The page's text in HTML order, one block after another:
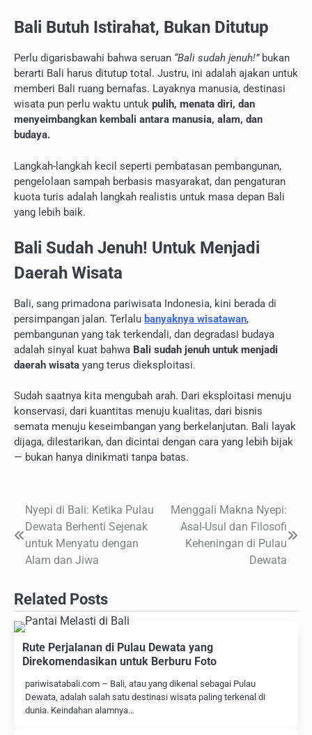
Bali Butuh Istirahat, Bukan Ditutup
Perlu digarisbawahi bahwa seruan “Bali sudah jenuh!”bukan
berarti Bali harus ditutup total. Justru, ini adalah ajakan untuk
memberi Bali ruang bernafas. Layaknya manusia, destinasi
wisata pun perlu waktu untuk pulih, menata diri, dan
menyeimbangkan kembali antara manusia, alam, dan
budaya.
Langkah-langkah kecil seperti pembatasan pembangunan,
pengelolaan sampah berbasis masyarakat, dan pengaturan
kuota turis adalah langkah realistis untuk masa depan Bali
yang lebih baik.
Bali Sudah Jenuh! Untuk Menjadi
Daerah Wisata
Bali, sang primadona pariwisata Indonesia, kini berada di
persimpangan jalan. Terlalu banyaknya wisatawan,
pembangunan yang tak terkendali, dan degradasi budaya
adalah sinyal kuat bahwa Bali sudah jenuh untuk menjadi
daerah wisata yang terus dieksploitasi.
Sudah saatnya kita mengubah arah. Dari eksploitasi menuju
konservasi, dari kuantitas menuju kualitas, dari bisnis
semata menuju keseimbangan yang berkelanjutan. Bali layak
dijaga, dilestarikan, dan dicintai dengan cara yang lebih bijak
— bukan hanya dinikmati tanpa batas.
Navigasi
pos
Nyepi di Bali: Ketika Pulau
Dewata Berhenti Sejenak
untuk Menyatu dengan
Alam dan Jiwa
Menggali Makna Nyepi:
Asal-Usul dan Filosofi
Keheningan di Pulau
Dewata
Related Posts
Rute Perjalanan di Pulau Dewata yang
Direkomendasikan untuk Berburu Foto
pariwisatabali.com – Bali, atau yang dikenal sebagai Pulau
Dewata, adalah salah satu destinasi wisata paling terkenal di
dunia. Keindahan alamnya…